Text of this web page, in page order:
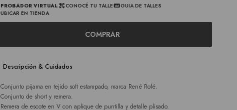
PROBADOR VIRTUAL CONOCÉ TU TALLE
GUIA DE TALLES
UBICAR EN TIENDA
COMPRAR
Descripción & Cuidados
Conjunto pijama en tejido soft estampado, marca René Rofé.
Conjunto de short y remera.
Remera de escote en V con aplique de puntilla y detalle plisado.